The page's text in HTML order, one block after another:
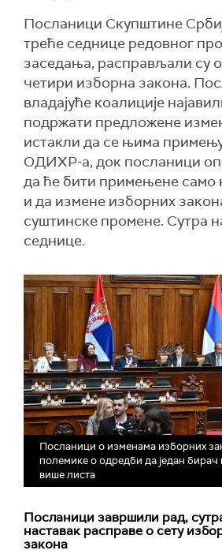
Посланици Скупштине
треће седнице редовног
заседања, расправљали су
четири изборна закона.
владајуће коалиције
подржати предложене
истакли да се њима
ОДИХР-а, док посланици
да ће бити примењене само
и да измене изборних
суштинске промене. Сутра
седнице.
Посланици о изменама изборних
полемике о одредби да један
више листа
Посланици завршили рад,
наставак расправе о сету
закона